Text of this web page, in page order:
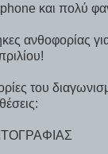
και πολύ
ανθοφορίας
του